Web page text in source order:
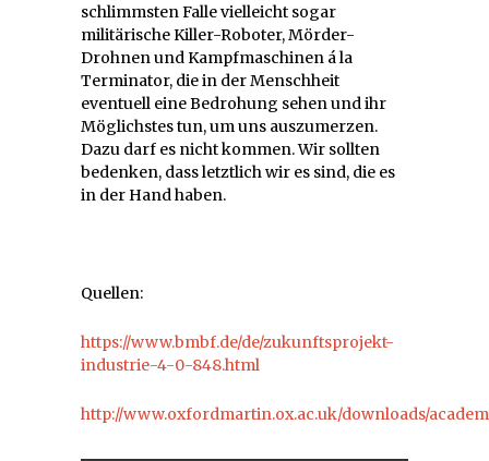
schlimmsten Falle vielleicht sogar
militärische Killer-Roboter, Mörder-
Drohnen und Kampfmaschinen á la
Terminator, die in der Menschheit
eventuell eine Bedrohung sehen und ihr
Möglichstes tun, um uns auszumerzen.
Dazu darf es nicht kommen. Wir sollten
bedenken, dass letztlich wir es sind, die es
in der Hand haben.
Quellen:
https://www.bmbf.de/de/zukunftsprojekt-
industrie-4-0-848.html
http://www.oxfordmartin.ox.ac.uk/downloads/